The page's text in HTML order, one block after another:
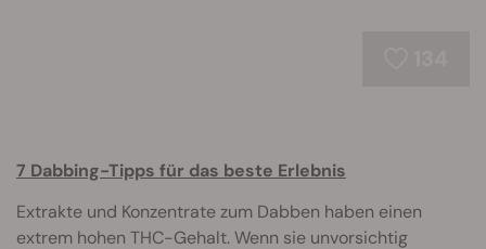
7 Dabbing-Tipps für das beste Erlebnis
Extrakte und Konzentrate zum Dabben haben einen
extrem hohen THC-Gehalt. Wenn sie unvorsichtig